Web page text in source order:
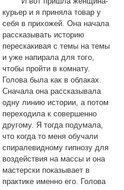
курьер и я приняла товар у
себя в прихожей. Она начала
рассказывать историю
перескакивая с темы на темы
и уже напирала для того,
чтобы пройти в комнату.
Голова была как в облаках.
Сначала она рассказывала
одну линию истории, а потом
переходила к совершенно
другому. Я тогда подумала,
что когда то меня обучали
спиралевидному гипнозу для
воздействия на массы и она
мастерски показывает в
практике именно его. Голова